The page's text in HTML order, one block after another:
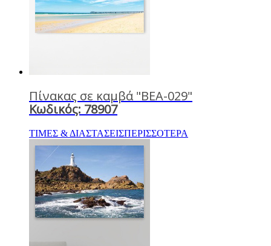
Πίνακας σε καμβά "BEA-029"
Κωδικός: 78907
ΤΙΜΕΣ & ΔΙΑΣΤΑΣΕΙΣΠΕΡΙΣΣΟΤΕΡΑ